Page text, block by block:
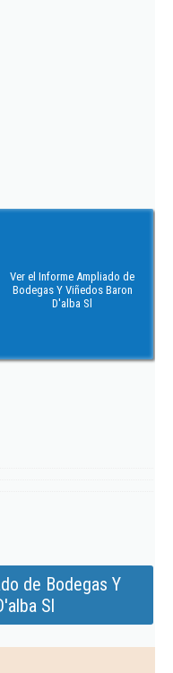
Ver el Informe Ampliado de
Bodegas Y Viñedos Baron
D'alba Sl
de Bodegas Y
Sl